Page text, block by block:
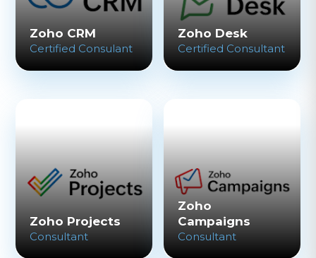
Zoho CRM
Certified Consulant
Zoho Desk
Certified Consultant
Zoho Projects
Consultant
Zoho
Campaigns
Consultant